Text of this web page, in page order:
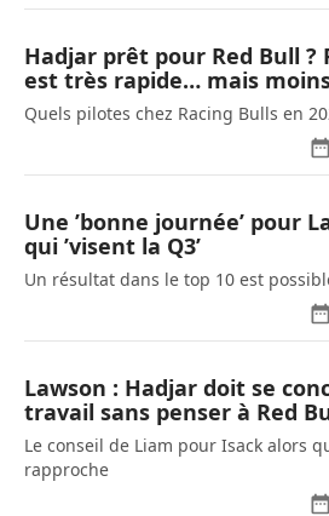
Hadjar prêt pour Red Bull ?
est très rapide… mais
Quels pilotes chez Racing Bulls en
Une ’bonne journée’ pour
qui ’visent la Q3’
Un résultat dans le top 10 est
Lawson : Hadjar doit se
travail sans penser à Red
Le conseil de Liam pour Isack alors
rapproche